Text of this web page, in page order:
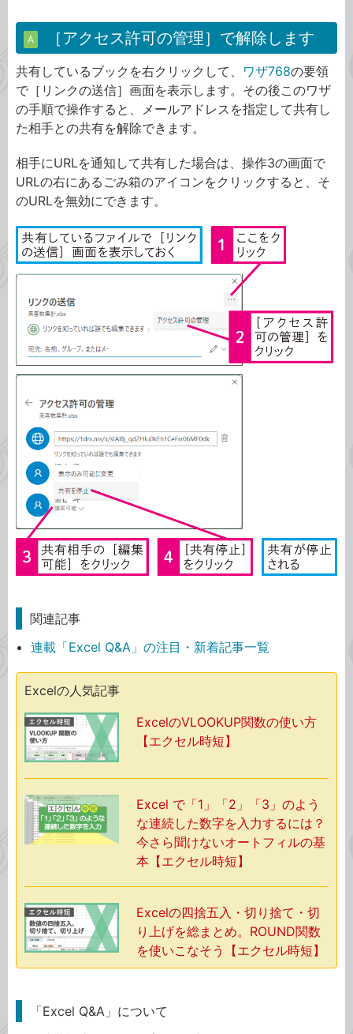
A ［アクセス許可の管理］で解除します
共有しているブックを右クリックして、 ワザ768の要領
で［リンクの送信］画面を表示します。その後このワザ
の手順で操作すると、メールアドレスを指定して共有し
た相手との共有を解除できます。
相手にURLを通知して共有した場合は、操作3の画面で
URLの右にあるごみ箱のアイコンをクリックすると、そ
のURLを無効にできます。
関連記事
連載「Excel Q&A」の注目・新着記事一覧
Excelの人気記事
ExcelのVLOOKUP関数の使い方
【エクセル時短】
Excel で「1」「2」「3」のよう
な連続した数字を入力するには？
今さら聞けないオートフィルの基
本【エクセル時短】
Excelの四捨五入・切り捨て・切
り上げを総まとめ。ROUND関数
を使いこなそう【エクセル時短】
「Excel Q&A」について